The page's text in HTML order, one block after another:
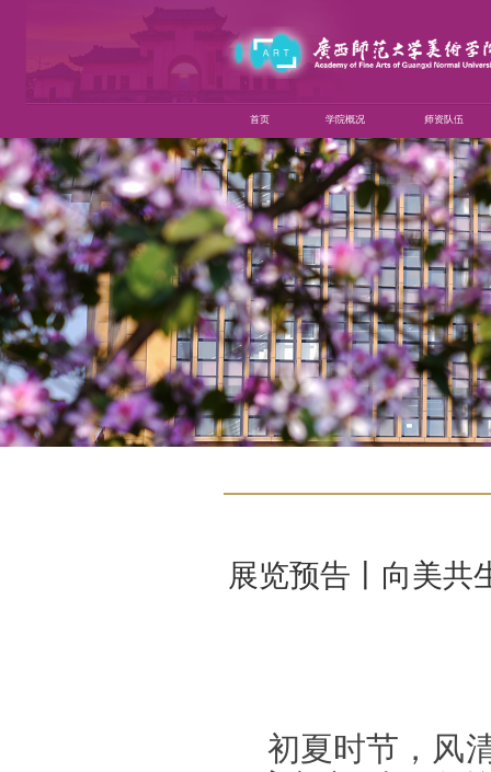
首页 学院概况 师资队伍
展览预告丨向美
初夏时节，风